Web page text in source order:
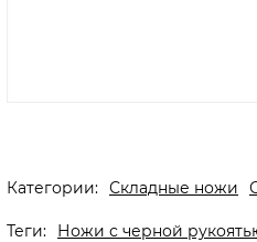
Категории: Складные ножи
Теги: Ножи с черной